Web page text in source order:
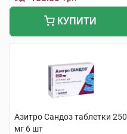
КУПИТИ
Азитро Сандоз таблетки 250
мг 6 шт